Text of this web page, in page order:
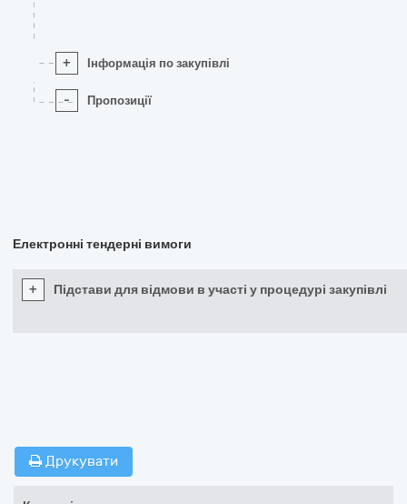
+ Інформація по закупівлі
- Пропозиції
Електронні тендерні вимоги
+ Підстави для відмови в участі у процедурі закупівлі
Друкувати